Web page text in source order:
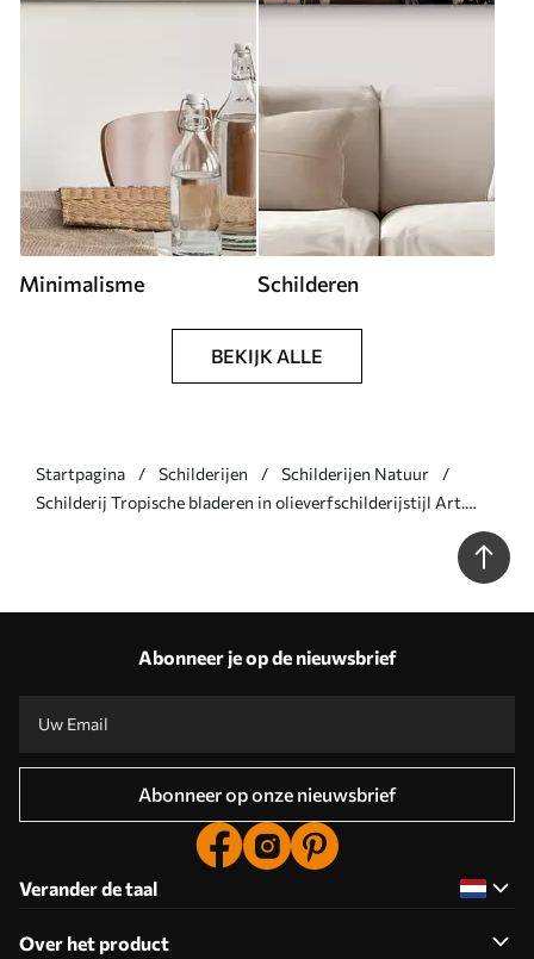
Minimalisme Schilderen
BEKIJK ALLE
Startpagina Schilderijen
Schilderijen Natuur
Schilderij Tropische bladeren in olieverfschilderijstijl Art.
Abonneer je op de nieuwsbrief
Abonneer op onze nieuwsbrief
Verander de taal
Over het product